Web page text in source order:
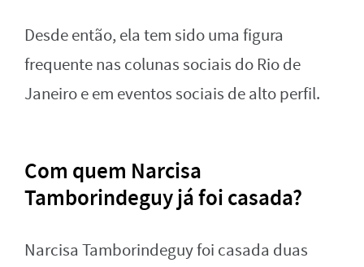
Desde então, ela tem sido uma figura
frequente nas colunas sociais do Rio de
Janeiro e em eventos sociais de alto perfil.
Com quem Narcisa
Tamborindeguy já foi casada?
Narcisa Tamborindeguy foi casada duas